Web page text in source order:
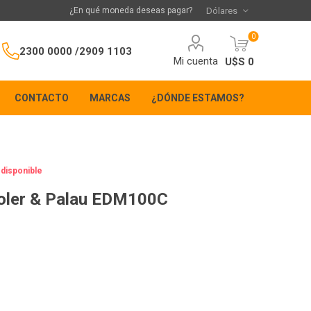
¿En qué moneda deseas pagar?
2300 0000 /2909 1103
Mi cuenta
0
U$S 0
CONTACTO MARCAS ¿DÓNDE ESTAMOS?
& Palau EDM100C